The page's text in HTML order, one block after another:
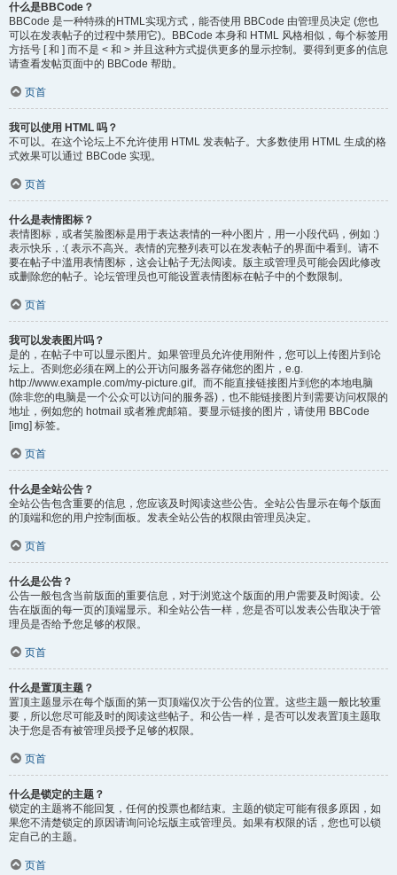
什么是BBCode？
BBCode 是一种特殊的HTML实现方式，能否使用 BBCode 由管理员决定 (您也
可以在发表帖子的过程中禁用它)。BBCode 本身和 HTML 风格相似，每个标签用
方括号 [ 和 ] 而不是 < 和 > 并且这种方式提供更多的显示控制。要得到更多的信息
请查看发帖页面中的 BBCode 帮助。
页首
我可以使用 HTML 吗？
不可以。在这个论坛上不允许使用 HTML 发表帖子。大多数使用 HTML 生成的格
式效果可以通过 BBCode 实现。
页首
什么是表情图标？
表情图标，或者笑脸图标是用于表达表情的一种小图片，用一小段代码，例如 :)
表示快乐，:( 表示不高兴。表情的完整列表可以在发表帖子的界面中看到。请不
要在帖子中滥用表情图标，这会让帖子无法阅读。版主或管理员可能会因此修改
或删除您的帖子。论坛管理员也可能设置表情图标在帖子中的个数限制。
页首
我可以发表图片吗？
是的，在帖子中可以显示图片。如果管理员允许使用附件，您可以上传图片到论
坛上。否则您必须在网上的公开访问服务器存储您的图片，e.g.
http://www.example.com/my-picture.gif。而不能直接链接图片到您的本地电脑
(除非您的电脑是一个公众可以访问的服务器)，也不能链接图片到需要访问权限的
地址，例如您的 hotmail 或者雅虎邮箱。要显示链接的图片，请使用 BBCode
[img] 标签。
页首
什么是全站公告？
全站公告包含重要的信息，您应该及时阅读这些公告。全站公告显示在每个版面
的顶端和您的用户控制面板。发表全站公告的权限由管理员决定。
页首
什么是公告？
公告一般包含当前版面的重要信息，对于浏览这个版面的用户需要及时阅读。公
告在版面的每一页的顶端显示。和全站公告一样，您是否可以发表公告取决于管
理员是否给予您足够的权限。
页首
什么是置顶主题？
置顶主题显示在每个版面的第一页顶端仅次于公告的位置。这些主题一般比较重
要，所以您尽可能及时的阅读这些帖子。和公告一样，是否可以发表置顶主题取
决于您是否有被管理员授予足够的权限。
页首
什么是锁定的主题？
锁定的主题将不能回复，任何的投票也都结束。主题的锁定可能有很多原因，如
果您不清楚锁定的原因请询问论坛版主或管理员。如果有权限的话，您也可以锁
定自己的主题。
页首